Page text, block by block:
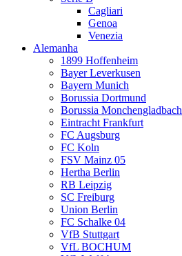
Cagliari
Genoa
Venezia
Alemanha
1899 Hoffenheim
Bayer Leverkusen
Bayern Munich
Borussia Dortmund
Borussia Monchengladbach
Eintracht Frankfurt
FC Augsburg
FC Koln
FSV Mainz 05
Hertha Berlin
RB Leipzig
SC Freiburg
Union Berlin
FC Schalke 04
VfB Stuttgart
VfL BOCHUM